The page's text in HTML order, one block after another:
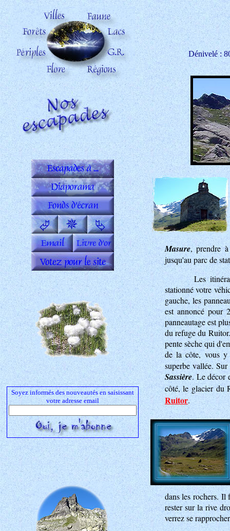
Soyez informés des nouveautés en saisissant
votre adresse email
Dénivelé :
Masure, prendre
jusqu'au parc de
Les
stationné votre
gauche, les
est annoncé pour
panneautage est
du refuge du
pente sèche qui
de la côte, vous
superbe vallée.
Sassière. Le décor
côté, le glacier du
Ruitor.
dans les rochers. Il
rester sur la rive
verrez se